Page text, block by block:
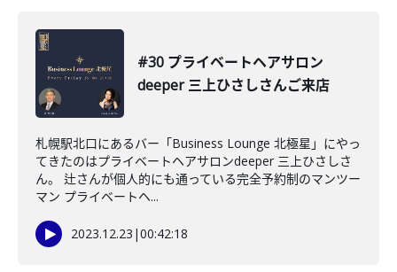
#30 プライベートヘアサロン
deeper 三上ひさしさんご来店
札幌駅北口にあるバー「Business Lounge 北極星」にやっ
てきたのはプライベートヘアサロンdeeper 三上ひさしさ
ん。 辻さんが個人的にも通っている完全予約制のマンツー
マン プライベートヘ...
2023.12.23 |00:42:18